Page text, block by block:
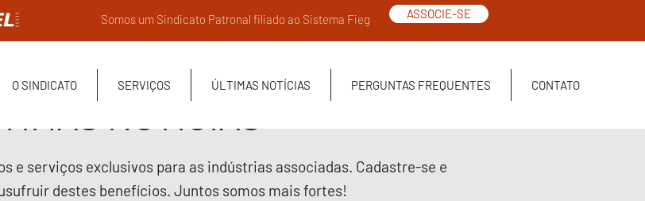
Somos um Sindicato Patronal filiado ao Sistema Fieg ASSOCIE-SE
O SINDICATO SERVIÇOS ÚLTIMAS NOTÍCIAS PERGUNTAS FREQUENTES CONTATO
NOTÍCIAS
e serviços exclusivos para as indústrias associadas. Cadastre-se e
destes benefícios. Juntos somos mais fortes!